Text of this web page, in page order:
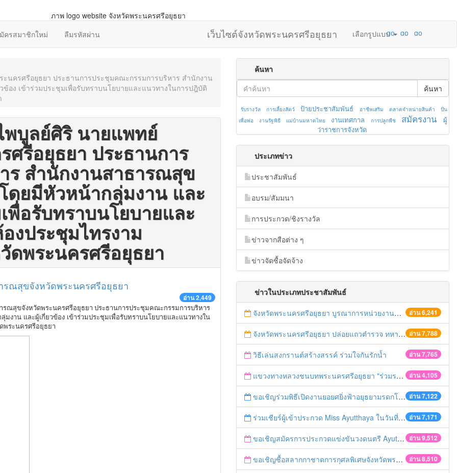
ครสมาชิกใหม่ ลืมรหัสผ่าน เว็บไซต์จังหวัดพระนครศรีอยุธยา เลือกรูปแบบ
นครศรีอยุธยา ประธานการประชุมคณะกรรมการบริหาร สำนักงาน
อง เข้าร่วมประชุมเพื่อรับทราบนโยบายและแนวทางในการปฎิบัติ
พบูลย์ศิริ นายแพทย์
รีอยุธยา ประธานการ
ร สำนักงานสาธารณสุข
ดยมีหัวหน้ากลุ่มงาน และ
พื่อรับทราบนโยบายและ
งประชุมไทรงาม
ดพระนครศรีอยุธยา
รณสุขจังหวัดพระนครศรีอยุธยา
อ่าน 2,449
ณสุขจังหวัดพระนครศรีอยุธยา ประธานการประชุมคณะกรรมการบริหาร
าน และผู้เกี่ยวข้อง เข้าร่วมประชุมเพื่อรับทราบนโยบายและแนวทางใน
ระนครศรีอยุธยา
ค้นหา
ค้นหา
รับรางวัล การเลี้ยงสัตว์ ป้ายประชาสัมพันธ์ อาชีพเสริม ตลาดจำหน่ายสินค้า
ปั่น
เพื่อพ่อ
งานรัฐพิธี แม่บ้านมหาดไทย งานเทศกาล การปลูกพืช สมัครงาน
ผู้
ว่าราชการจังหวัด
ประเภทข่าว
ประชาสัมพันธ์
อบรม/สัมมนา
การประกวด/ชิงรางวัล
ข่าวจากสือต่าง ๆ
ข่าวจัดซื้อจัดจ้าง
ข่าวในประเภทประชาสัมพันธ์
อ่าน 6,241
จังหวัดพระนครศรีอยุธยา บูรณาการหน่วยงานที่เกี่ยวข้อง ลงพื้นที่จัดระเบียบและดำเนินมาตรการตามบทลงโทษสูงสุดกับผู้ประกอบการร้านค้าที่ยังฝ่าฝืนตั้งร้านค้ารุกล้ำเขตพื้นที่ทางหลวง เตรียมความปลอดภัยก่อนเทศกาลสงกรานต์
อ่าน 7,788
จังหวัดพระนครศรีอยุธยา ปล่อยแถวตำรวจ ทหาร ฝ่ายปกครอง กว่า 100 นาย ตรวจเข้มท่ารถสาธารณะ สถานีขนส่งรถโดยสาร วินรถตู้ และสถานีรถไฟ เตรียมรับมือเทศกาลสงกรานต์
อ่าน 7,765
วิธีเล่นสงกรานต์สร้างสรรค์ ร่วมใจกันรักน้ำ
อ่าน 4,105
แขวงทางหลวงชนบทพระนครศรีอยุธยา "ร่วมรณรงค์ ขับช้า เปิดไฟหน้า คาดเข็มขัด" เทศกาลสงกรานต์ ปี 2561
อ่าน 7,122
ขอเชิญร่วมพิธีเปิดงานยอยศยิ่งฟ้าอยุธยามรดกโลก
อ่าน 7,171
ร่วมเชียร์ผู้เข้าประกวด Miss Ayutthaya ในวันที่ 15 ธันวาคม 2560
อ่าน 9,512
ขอเชิญสมัครการประกวดแข่งขันวงดนตรี Ayutthaya battle of the bands
อ่าน 8,510
ขอเชิญซื้อสลากกาชาดการกุศลพิเศษจังหวัดพระนครศรีอยุธยา 2560